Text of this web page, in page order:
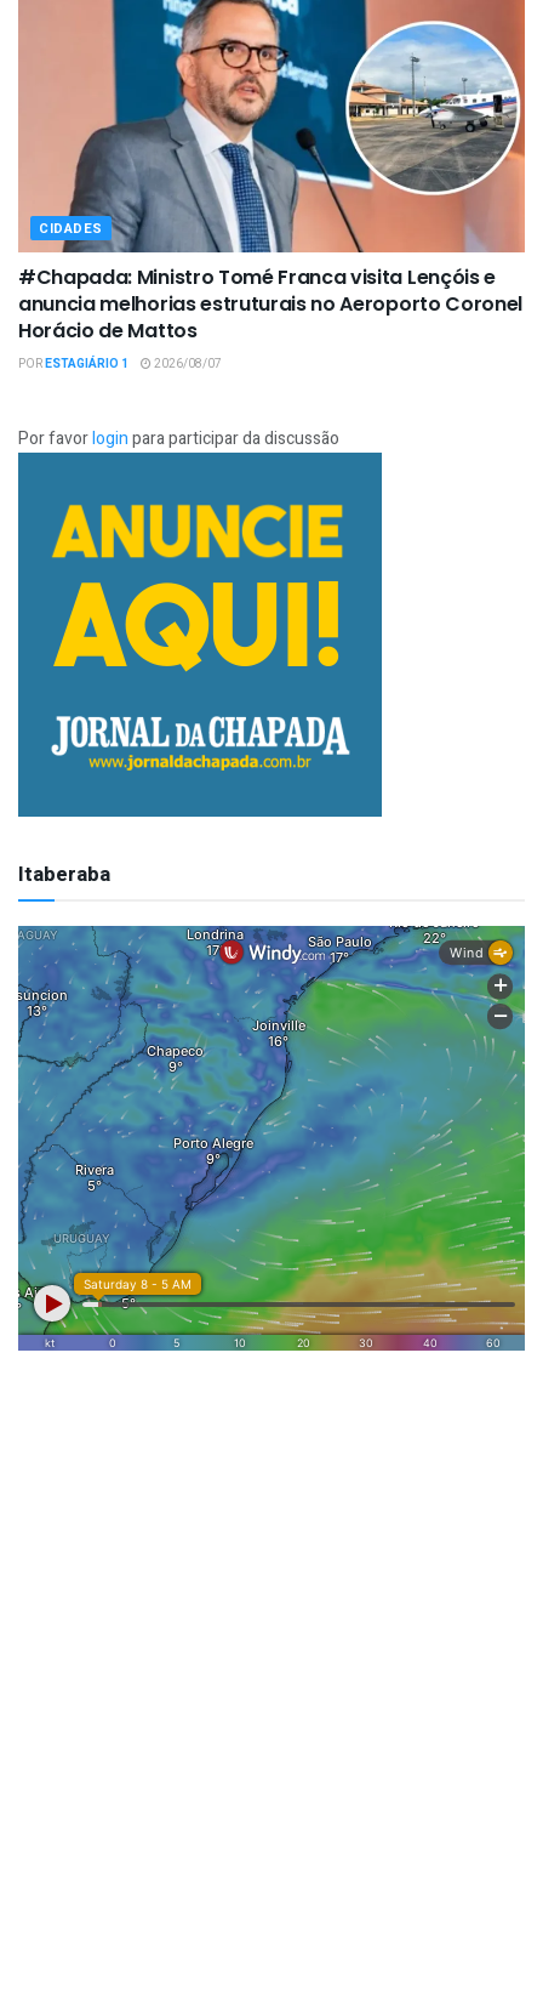
CIDADES
#Chapada: Ministro Tomé Franca visita Lençóis e
anuncia melhorias estruturais no Aeroporto Coronel
Horácio de Mattos
PORESTAGIÁRIO 1 2026/08/07
Por favorloginpara participar da discussão
Itaberaba